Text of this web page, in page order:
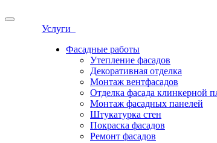
Услуги
Фасадные работы
Утепление фасадов
Декоративная отделка
Монтаж вентфасадов
Отделка фасада клинкерной
Монтаж фасадных панелей
Штукатурка стен
Покраска фасадов
Ремонт фасадов